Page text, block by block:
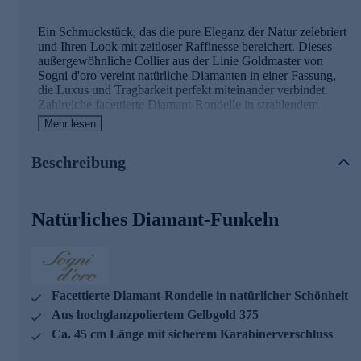
Ein Schmuckstück, das die pure Eleganz der Natur zelebriert
und Ihren Look mit zeitloser Raffinesse bereichert. Dieses
außergewöhnliche Collier aus der Linie Goldmaster von
Sogni d'oro vereint natürliche Diamanten in einer Fassung,
die Luxus und Tragbarkeit perfekt miteinander verbindet.
Zahlreiche facettierte Diamant-Rondelle in strahlendem
Weiß sind auf einen Stahldraht gefädelt und bilden eine
durchgehende Kette voller Brillanz. Die natürlichen
schimmern bei jedem Lichteinfall und verleihen diesem
hochglanzpolierte Karabinerverschluss aus Gelbgold 375
einer Länge von ca. 45 cm schmiegt sich das Collier
harmonisch an Ihr Dekolleté und wird zum perfekten
Begleiter für festliche Anlässe ebenso wie für stilvolle
Alltagsmomente. Was die Qualität unserer Schmuckstücke
angeht, gehen wir keine Kompromisse ein. Aus diesem
Grund werden unsere Schmuckwaren von unserer
Qualitätssicherung und seitens des Lieferanten strengsten
Mehr lesen
Beschreibung
Natürliches Diamant-Funkeln
Facettierte Diamant-Rondelle in natürlicher Schönheit
Aus hochglanzpoliertem Gelbgold 375
Ca. 45 cm Länge mit sicherem Karabinerverschluss